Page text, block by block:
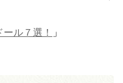
ル７選！ 」